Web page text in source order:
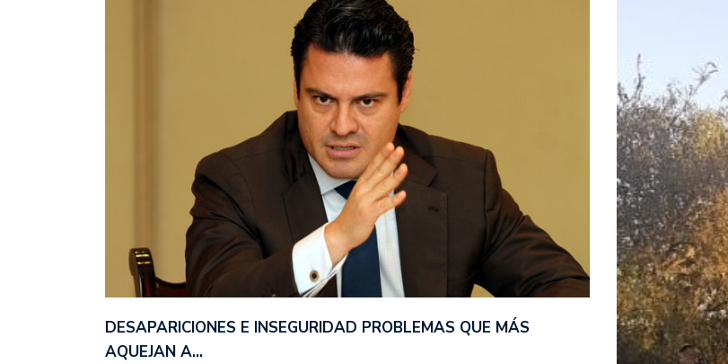
DESAPARICIONES E INSEGURIDAD PROBLEMAS QUE MÁS
AQUEJAN A…